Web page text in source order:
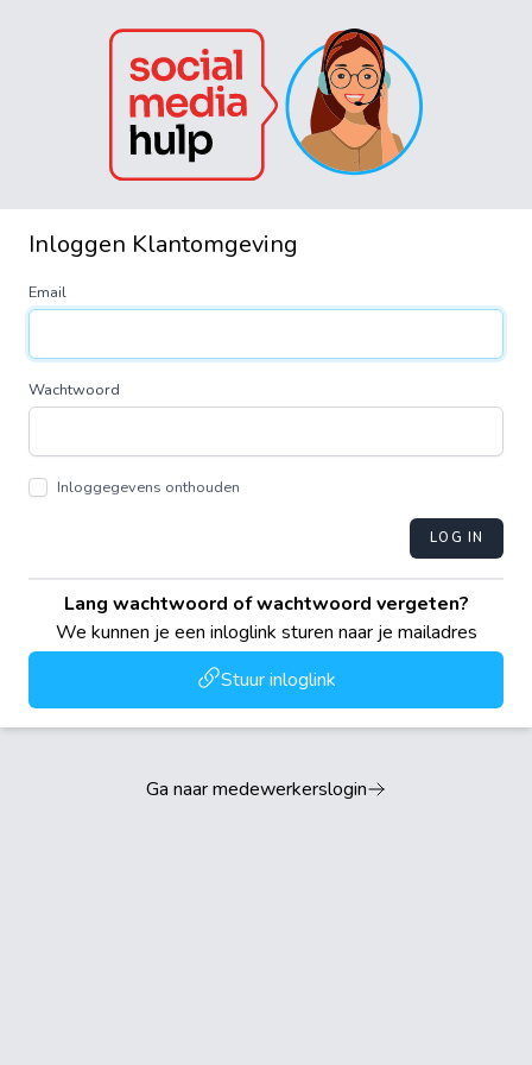
Inloggen Klantomgeving
Email
Wachtwoord
Inloggegevens onthouden
LOG IN
Lang wachtwoord of wachtwoord vergeten?
We kunnen je een inloglink sturen naar je mailadres
Stuur inloglink
Ga naar medewerkerslogin